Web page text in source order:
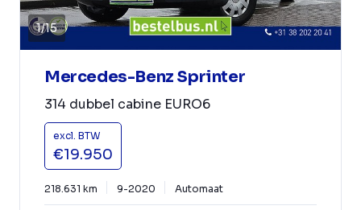
1/15
Mercedes-Benz Sprinter
314 dubbel cabine EURO6
excl. BTW
€19.950
218.631 km 9-2020 Automaat